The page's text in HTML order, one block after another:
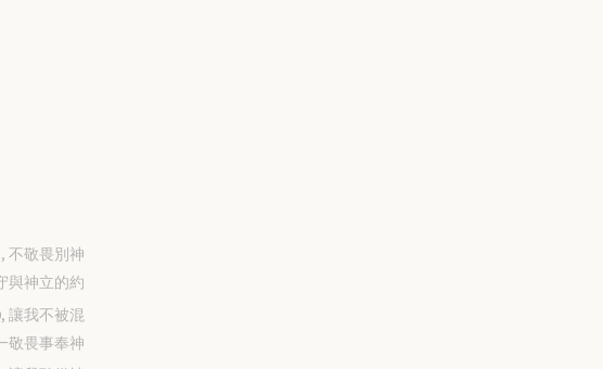
不敬畏別神
與神立的約
讓我不被混
敬畏事奉神